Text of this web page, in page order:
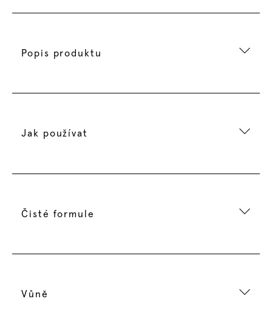
Popis produktu
Jak používat
Čisté formule
Vůně